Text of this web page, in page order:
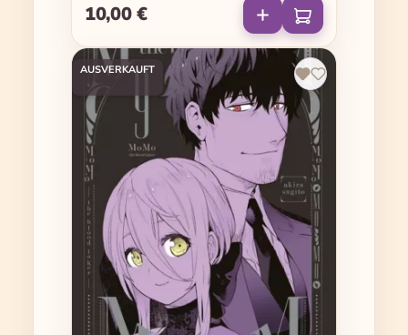
Regulärer Preis:
10,00 €
AUSVERKAUFT